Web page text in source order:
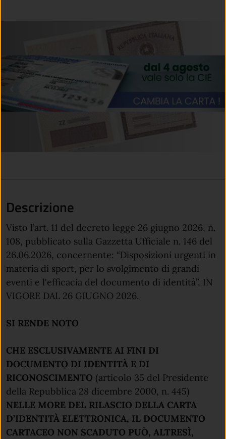
Descrizione
Visto l’art. 11 del decreto legge 26 giugno 2026, n.
108, pubblicato sulla Gazzetta Ufficiale n. 146 del
26.06.2026, concernente: “Disposizioni urgenti in
materia di sport, per lo svolgimento di grandi
eventi e l'efficacia del documento di identità”, IN
VIGORE DAL 26 GIUGNO 2026.
SI RENDE NOTO
CHE ESCLUSIVAMENTE AI FINI DI
DOCUMENTO DI IDENTITÀ E DI
RICONOSCIMENTO (articolo 35 del Presidente
della Repubblica 28 dicembre 2000, n. 445)
NELLE MORE DEL RILASCIO DELLA CARTA
D’IDENTITÀ ELETTRONICA, IL DOCUMENTO
CARTACEO NON SCADUTO PUÒ, ALTRESÌ,